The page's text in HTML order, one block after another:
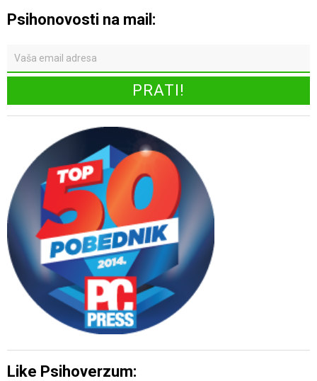
Psihonovosti na mail:
Like Psihoverzum: